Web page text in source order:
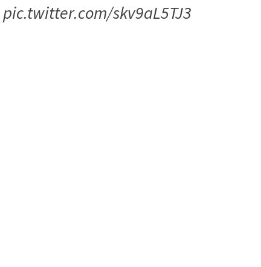
pic.twitter.com/skv9aL5TJ3